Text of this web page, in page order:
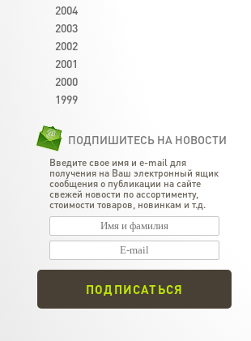
2004
2003
2002
2001
2000
1999
ПОДПИШИТЕСЬ НА НОВОСТИ
Введите свое имя и e-mail для
получения на Ваш электронный ящик
сообщения о публикации на сайте
свежей новости по ассортименту,
стоимости товаров, новинкам и т.д.
ПОДПИСАТЬСЯ